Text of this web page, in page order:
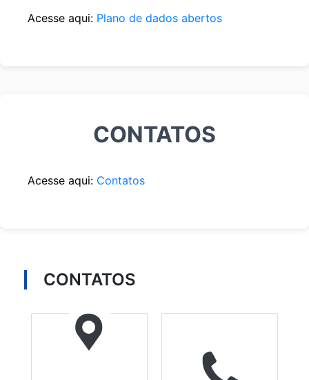
Acesse aqui: Plano de dados abertos
CONTATOS
Acesse aqui: Contatos
CONTATOS